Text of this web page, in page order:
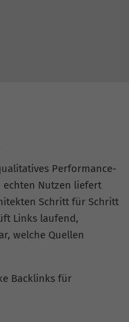
Performance-
Nutzen liefert
Schritt für Schritt
Links laufend,
welche Quellen
Backlinks für